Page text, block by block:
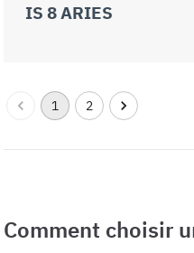
IS 8 ARIES
1 2
Comment choisir